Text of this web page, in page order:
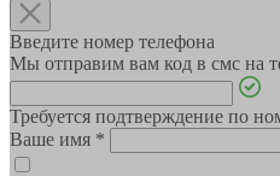
Введите номер телефона
Мы отправим вам код в смс на
Требуется подтверждение по
Ваше имя *